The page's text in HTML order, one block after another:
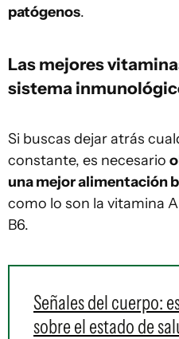
patógenos.
Las mejores
sistema
Si buscas dejar atrás
constante, es necesario
una mejor alimentación
como lo son la vitamina
B6.
Señales del cuerpo:
sobre el estado de